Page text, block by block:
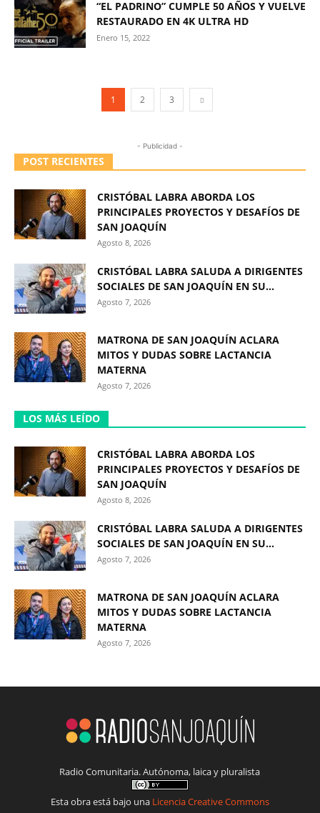
“EL PADRINO” CUMPLE 50 AÑOS Y VUELVE
RESTAURADO EN 4K ULTRA HD
Enero 15, 2022
1 2 3
- Publicidad -
POST RECIENTES
CRISTÓBAL LABRA ABORDA LOS
PRINCIPALES PROYECTOS Y DESAFÍOS DE
SAN JOAQUÍN
Agosto 8, 2026
CRISTÓBAL LABRA SALUDA A DIRIGENTES
SOCIALES DE SAN JOAQUÍN EN SU...
Agosto 7, 2026
MATRONA DE SAN JOAQUÍN ACLARA
MITOS Y DUDAS SOBRE LACTANCIA
MATERNA
Agosto 7, 2026
LOS MÁS LEÍDO
CRISTÓBAL LABRA ABORDA LOS
PRINCIPALES PROYECTOS Y DESAFÍOS DE
SAN JOAQUÍN
Agosto 8, 2026
CRISTÓBAL LABRA SALUDA A DIRIGENTES
SOCIALES DE SAN JOAQUÍN EN SU...
Agosto 7, 2026
MATRONA DE SAN JOAQUÍN ACLARA
MITOS Y DUDAS SOBRE LACTANCIA
MATERNA
Agosto 7, 2026
Radio Comunitaria. Autónoma, laica y pluralista
Esta obra está bajo una Licencia Creative Commons